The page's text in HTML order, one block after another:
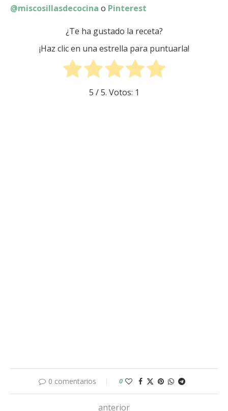
@miscosillasdecocina o Pinterest
¿Te ha gustado la receta?
¡Haz clic en una estrella para puntuarla!
5 / 5. Votos: 1
0 comentarios 0
anterior